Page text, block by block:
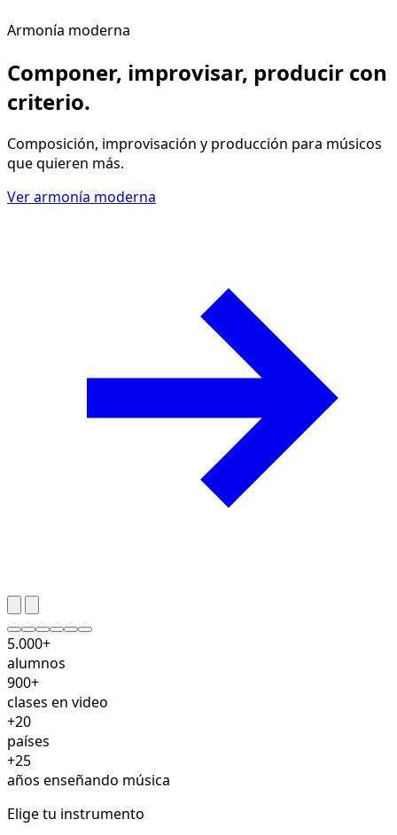
Armonía moderna
Componer, improvisar, producir con
criterio.
Composición, improvisación y producción para músicos
que quieren más.
Ver armonía moderna
5.000+
alumnos
900+
clases en video
+20
países
+25
años enseñando música
Elige tu instrumento